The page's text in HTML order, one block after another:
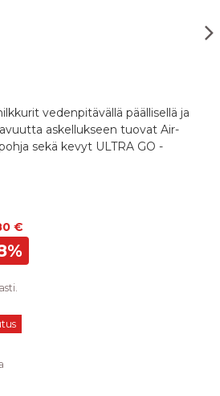
vedenpitävällä päällisellä ja
askellukseen tuovat Air-
sekä kevyt ULTRA GO -
€